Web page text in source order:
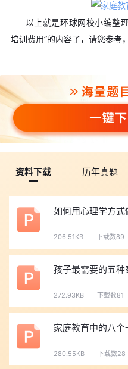
以上就是环球网校小编整
培训费用”的内容了，请您参考
资料下载 历年真题
如何用心理学方式
206.51KB 下载数89
孩子最需要的五种
272.93KB 下载数81
家庭教育中的八个
280.55KB 下载数28